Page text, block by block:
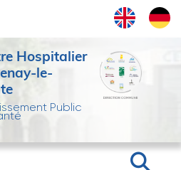
Hospitalier
le-
Public